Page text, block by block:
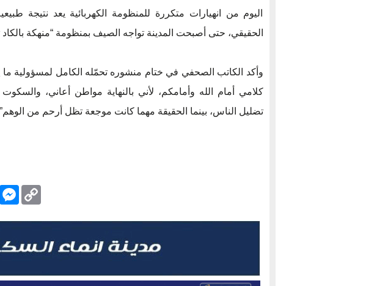
اليوم من انهيارات متكررة للمنظومة الكهربائية يعد نتيجة
الحقيقي، حتى أصبحت المدينة تواجه الصيف بمنظومة “منهكة
وأكد الكاتب الصحفي في ختام منشوره تحمّله الكامل لمسؤولية ما
كلامي أمام الله وأمامكم، لأني بالنهاية مواطن أعاني،
تضليل الناس، بينما الحقيقة مهما كانت موجعة تظل أرحم من
Copy
Link